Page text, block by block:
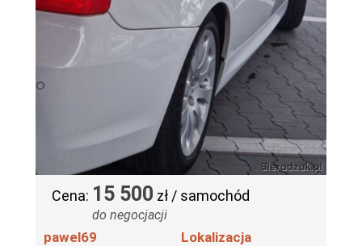
Cena: 15 500 zł / samochód
do negocjacji
pawel69 Lokalizacja